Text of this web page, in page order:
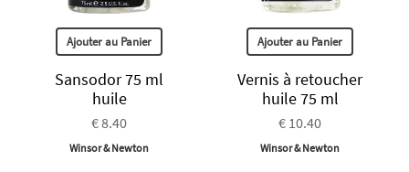
Ajouter au Panier
Sansodor 75 ml
huile
€ 8.40
Winsor & Newton
Ajouter au Panier
Vernis à retoucher
huile 75 ml
€ 10.40
Winsor & Newton